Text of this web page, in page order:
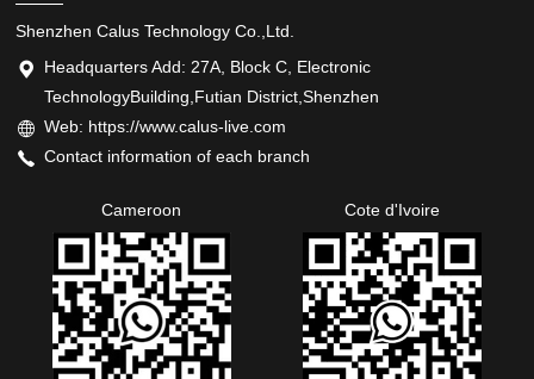
Shenzhen Calus Technology Co.,Ltd.
Headquarters Add: 27A, Block C, Electronic
TechnologyBuilding,Futian District,Shenzhen
Web: https://www.calus-live.com
Contact information of each branch
Cameroon Cote d'Ivoire